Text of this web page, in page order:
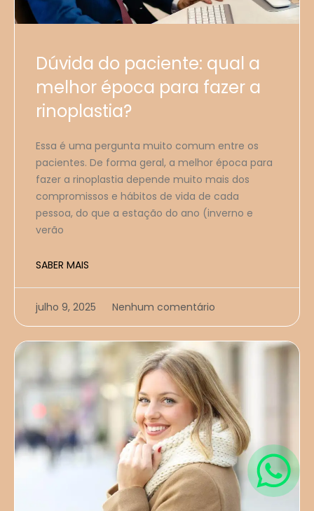
Dúvida do paciente: qual a
melhor época para fazer a
rinoplastia?
Essa é uma pergunta muito comum entre os
pacientes. De forma geral, a melhor época para
fazer a rinoplastia depende muito mais dos
compromissos e hábitos de vida de cada
pessoa, do que a estação do ano (inverno e
verão
SABER MAIS
julho 9, 2025 Nenhum comentário